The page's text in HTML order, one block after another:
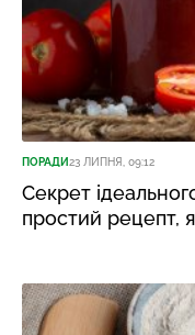
ПОРАДИ23 ЛИПНЯ, 09:12
Секрет
простий рецепт,